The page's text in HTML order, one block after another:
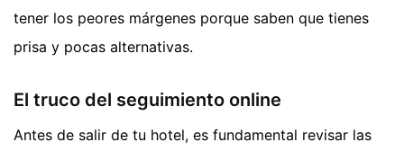
tener los peores márgenes porque saben que tienes
prisa y pocas alternativas.
El truco del seguimiento online
Antes de salir de tu hotel, es fundamental revisar las